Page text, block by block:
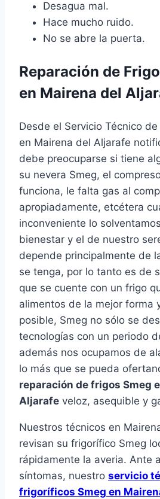
Desagua mal.
Hace mucho ruido.
No se abre la puerta.
Reparación de
en Mairena del
Desde el Servicio Técnico
en Mairena del Aljarafe
debe preocuparse si tiene
su nevera Smeg, el
funciona, le falta gas al
apropiadamente, etcétera
inconveniente lo
bienestar y el de nuestro
depende principalmente de
se tenga, por lo tanto es de
que se cuente con un frigo
alimentos de la mejor forma
posible, Smeg no sólo se
tecnologías con un periodo
además nos ocupamos de
lo más que se pueda
reparación de frigos Smeg
Aljarafe veloz, asequible y
Nuestros técnicos en
revisan su frigorífico Smeg
rápidamente la averia. Ante
síntomas, nuestro servicio
frigoríficos Smeg en